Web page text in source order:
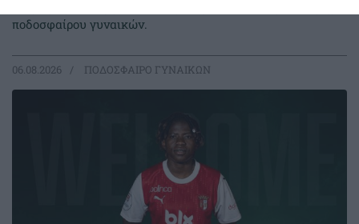
ποδοσφαίρου γυναικών.
06.08.2026 ΠΟΔΟΣΦΑΙΡΟ ΓΥΝΑΙΚΩΝ